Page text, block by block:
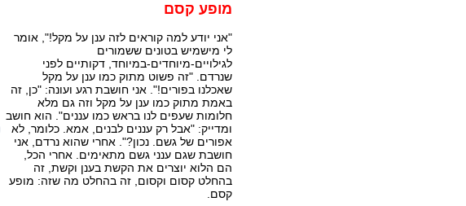
מופע קסם
"אני יודע למה קוראים לזה ענן על מקל!", אומר
לי מישמיש בטונים ששמורים
לגילויים-מיוחדים-במיוחד, דקותיים לפני
שנרדם. "זה פשוט מתוק כמו ענן על מקל
שאכלנו בפורים!". אני חושבת רגע ועונה: "כן, זה
באמת מתוק כמו ענן על מקל וזה גם מלא
חלומות שעפים לנו בראש כמו עננים". הוא חושב
ומדייק: "אבל רק עננים לבנים, אמא. כלומר, לא
אפורים של גשם. נכון?". אחרי שהוא נרדם, אני
חושבת שגם ענני גשם מתאימים. אחרי הכל,
הם הלוא יוצרים את הקשת בענן וקשת, זה
בהחלט קסום וקסום, זה בהחלט מה שזה: מופע
קסם.